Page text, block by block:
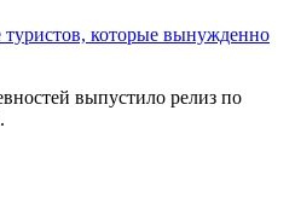
которые вынужденно
выпустило релиз по